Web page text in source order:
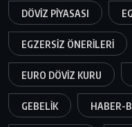
DÖVIZ PIYASASI
EGZERSIZ ÖNERILERI
EURO DÖVIZ KURU
GEBELIK HABER-